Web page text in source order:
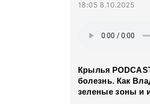
18:05 8.10.2025
Крылья
болезнь. Как
зеленые зоны и